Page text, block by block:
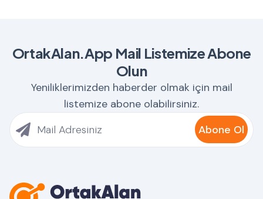
OrtakAlan.App Mail Listemize Abone
Olun
Yeniliklerimizden haberder olmak için mail
listemize abone olabilirsiniz.
Abone Ol